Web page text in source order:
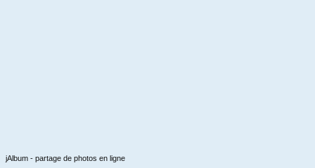
jAlbum - partage de photos en ligne